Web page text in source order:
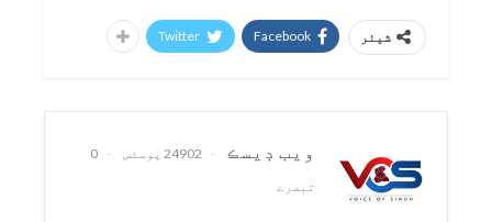
شیئر Facebook
Twitter
ويب ڊيسڪ 24902 پوسٹس
0
تبصرے